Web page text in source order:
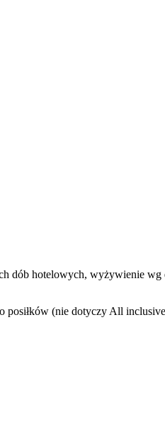
dób hotelowych, wyżywienie
(nie dotyczy All